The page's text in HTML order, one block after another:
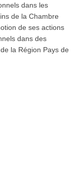
dans les
de la Chambre
de ses actions
dans des
la Région Pays de